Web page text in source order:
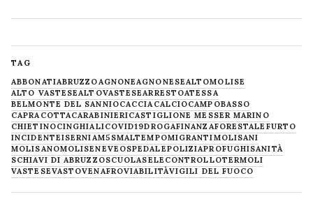
TAG
ABBONATIABRUZZOAGNONEAGNONESEALTOMOLISE
ALTO VASTESEALTOVASTESEARRESTOATESSA
BELMONTE DEL SANNIOCACCIACALCIOCAMPOBASSO
CAPRACOTTACARABINIERICASTIGLIONE MESSER MARINO
CHIETINOCINGHIALICOVID19DROGAFINANZAFORESTALE FURTO
INCIDENTEISERNIAM5SMALTEMPOMIGRANTIMOLISANI
MOLISANOMOLISENEVE OSPEDALEPOLIZIAPROFUGHISANITÀ
SCHIAVI DI ABRUZZOSCUOLASELECONTROLLOTERMOLI
VASTESEVASTOVENAFROVIABILITÀVIGILI DEL FUOCO